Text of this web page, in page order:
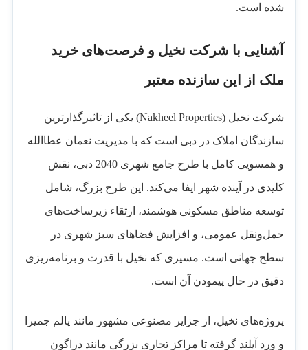
شده است.
آشنایی با شرکت نخیل و فرصت‌های خرید
ملک از این سازنده معتبر
شرکت نخیل (Nakheel Properties) یکی از تاثیرگذارترین
سازندگان املاک در دبی است که با مدیریت نعمان عطاالله
و همسویی کامل با طرح جامع شهری 2040 دبی، نقش
کلیدی در آینده شهر ایفا می‌کند. این طرح بزرگ، شامل
توسعه مناطق مسکونی هوشمند، ارتقاء زیرساخت‌های
حمل‌ونقل عمومی، و افزایش فضاهای سبز شهری در
سطح جهانی است. مسیری که نخیل با قدرت و برنامه‌ریزی
دقیق در حال پیمودن آن است.
پروژه‌های نخیل، از جزایر مصنوعی مشهور مانند پالم جمیرا
و ورد آیلند گرفته تا مراکز تجاری بزرگی مانند دراگون